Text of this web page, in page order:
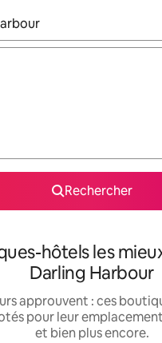
résultats s'affichent, utilisez
Rechercher
hôtels les
Darling Harbour
approuvent : ces
pour leur
et bien plus encore.